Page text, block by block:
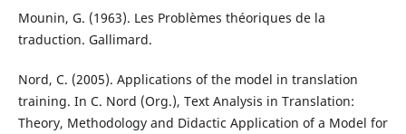
Mounin, G. (1963). Les Problèmes théoriques de la
traduction. Gallimard.
Nord, C. (2005). Applications of the model in translation
training. In C. Nord (Org.), Text Analysis in Translation:
Theory, Methodology and Didactic Application of a Model for